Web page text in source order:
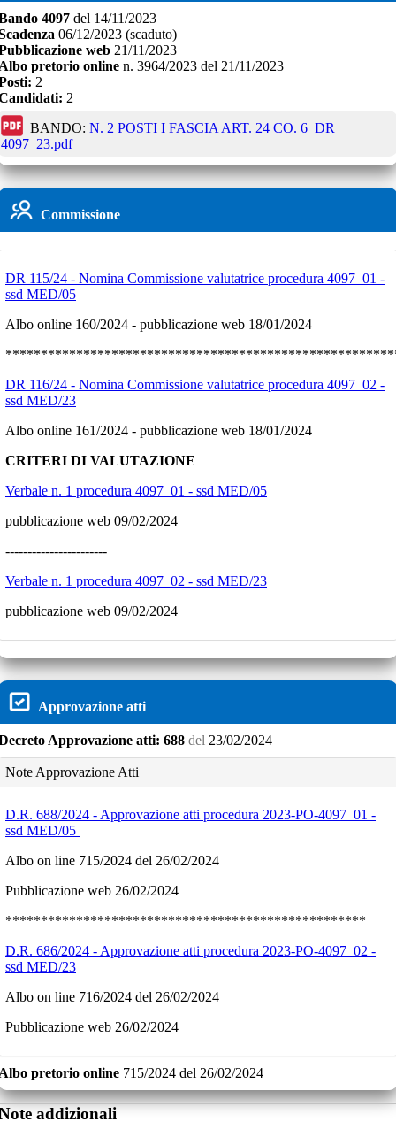
4097 del 14/11/2023
06/12/2023 (scaduto)
web 21/11/2023
pretorio online n. 3964/2023 del 21/11/2023
2
2
BANDO: N. 2 POSTI I FASCIA ART. 24 CO. 6_DR
4097_23.pdf
Commissione
DR 115/24 - Nomina Commissione valutatrice procedura 4097_01 -
ssd MED/05
Albo online 160/2024 - pubblicazione web 18/01/2024
DR 116/24 - Nomina Commissione valutatrice procedura 4097_02 -
ssd MED/23
Albo online 161/2024 - pubblicazione web 18/01/2024
CRITERI DI VALUTAZIONE
Verbale n. 1 procedura 4097_01 - ssd MED/05
pubblicazione web 09/02/2024
-----------------------
Verbale n. 1 procedura 4097_02 - ssd MED/23
pubblicazione web 09/02/2024
Approvazione atti
Approvazione atti: 688 del 23/02/2024
Note Approvazione Atti
D.R. 688/2024 - Approvazione atti procedura 2023-PO-4097_01 -
ssd MED/05
Albo on line 715/2024 del 26/02/2024
Pubblicazione web 26/02/2024
***************************************************
D.R. 686/2024 - Approvazione atti procedura 2023-PO-4097_02 -
ssd MED/23
Albo on line 716/2024 del 26/02/2024
Pubblicazione web 26/02/2024
pretorio online 715/2024 del 26/02/2024
addizionali